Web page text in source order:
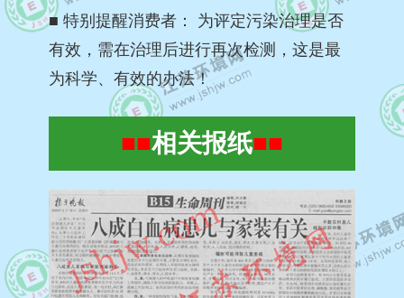
■ 特别提醒消费者： 为评定污染治理是否
有效，需在治理后进行再次检测，这是最
为科学、有效的办法！
■■相关报纸■■